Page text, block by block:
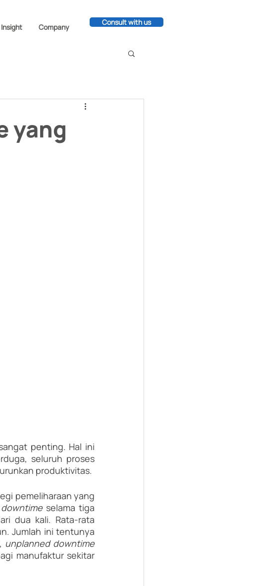
Insight Company
Consult with us
yang
penting. Hal ini
seluruh proses
produktivitas.
pemeliharaan yang
selama tiga
dua kali. Rata-rata
Jumlah ini tentunya
unplanned downtime
manufaktur sekitar